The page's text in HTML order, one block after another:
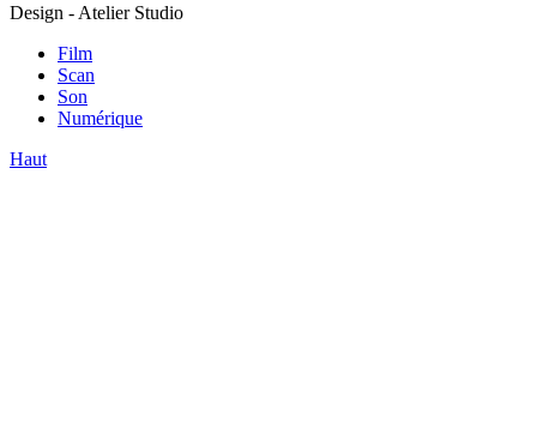
Design - Atelier Studio
Film
Scan
Son
Numérique
Haut